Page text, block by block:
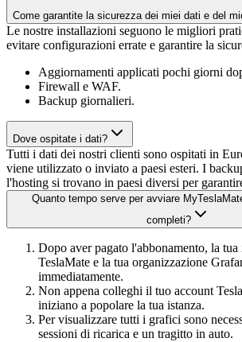
Come garantite la sicurezza dei miei dati e del
Le nostre installazioni seguono le migliori
evitare configurazioni errate e garantire la
Aggiornamenti applicati pochi giorni
Firewall e WAF.
Backup giornalieri.
Dove ospitate i dati?
Tutti i dati dei nostri clienti sono ospitati in
viene utilizzato o inviato a paesi esteri. I
l'hosting si trovano in paesi diversi per
Quanto tempo serve per avviare
completi?
Dopo aver pagato l'abbonamento, la tua
TeslaMate e la tua organizzazione
immediatamente.
Non appena colleghi il tuo account
iniziano a popolare la tua istanza.
Per visualizzare tutti i grafici sono
sessioni di ricarica e un tragitto in auto.